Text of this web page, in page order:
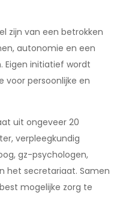
zijn van een betrokken
autonomie en een
Eigen initiatief wordt
voor persoonlijke en
uit ongeveer 20
verpleegkundig
gz-psychologen,
het secretariaat. Samen
mogelijke zorg te